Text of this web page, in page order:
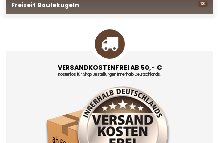
Freizeit Boulekugeln 13
VERSANDKOSTENFREI AB 50,- €
Kostenlos für Shop Bestellungen innerhalb Deutschlands.